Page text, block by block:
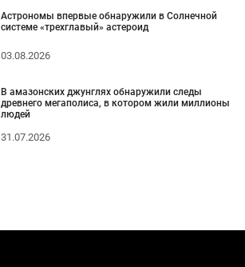
Астрономы впервые обнаружили в Солнечной
системе «трехглавый» астероид
03.08.2026
В амазонских джунглях обнаружили следы
древнего мегаполиса, в котором жили миллионы
людей
31.07.2026